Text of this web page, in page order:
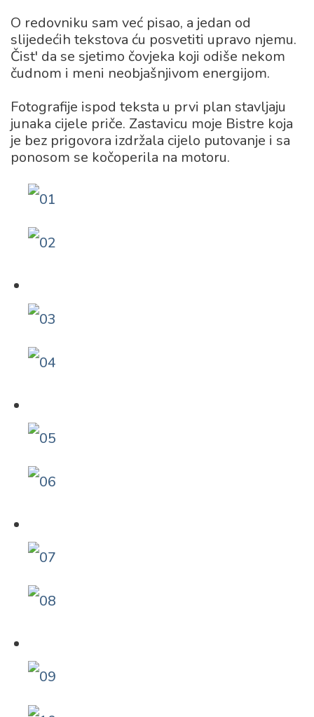
O redovniku sam već pisao, a jedan od
slijedećih tekstova ću posvetiti upravo njemu.
Čist' da se sjetimo čovjeka koji odiše nekom
čudnom i meni neobjašnjivom energijom.
Fotografije ispod teksta u prvi plan stavljaju
junaka cijele priče. Zastavicu moje Bistre koja
je bez prigovora izdržala cijelo putovanje i sa
ponosom se kočoperila na motoru.